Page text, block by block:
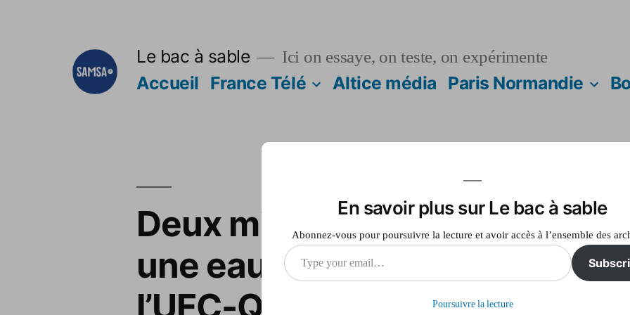
Le bac à sable Ici on essaye, on teste, on expérimente
Accueil France Télé Altice média Paris Normandie
Deux millions de Français
une eau du robinet non
l’UFC-Que choisir
En savoir plus sur Le bac à sable
Abonnez-vous pour poursuivre la lecture et avoir accès à l’ensemble des
Type
your
Poursuivre la lecture